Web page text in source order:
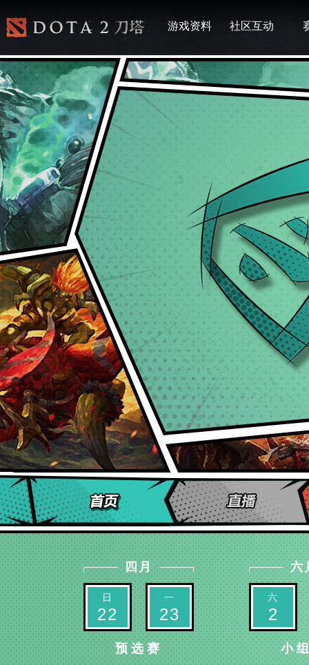
游戏资料 社区互动
四月
日
22
一
23
预选赛
六
六
2
小